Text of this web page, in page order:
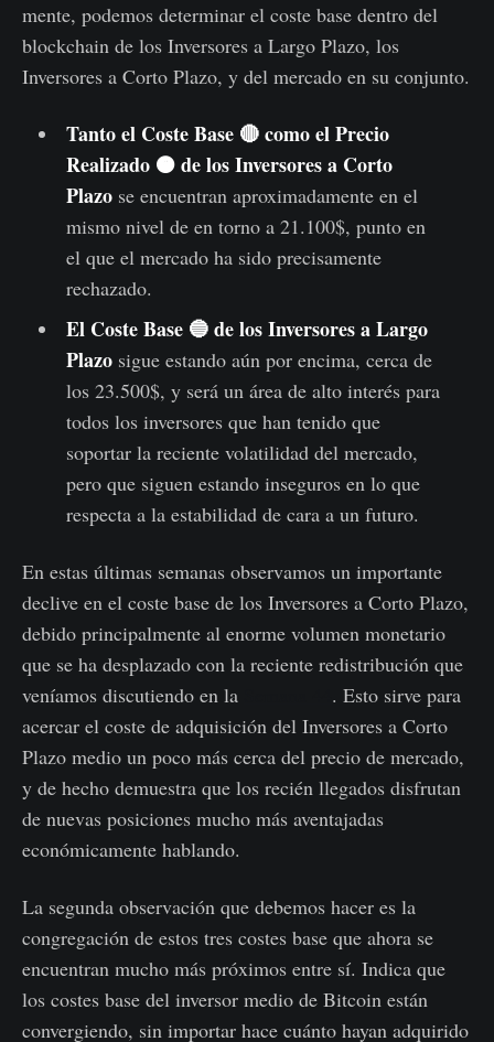
mente, podemos determinar el coste base dentro del
blockchain de los Inversores a Largo Plazo, los
Inversores a Corto Plazo, y del mercado en su conjunto.
Tanto el Coste Base 🔴como el Precio
Realizado 🟠de los Inversores a Corto
Plazose encuentran aproximadamente en el
mismo nivel de en torno a 21.100$, punto en
el que el mercado ha sido precisamente
rechazado.
El Coste Base 🔵 de los Inversores a Largo
Plazosigue estando aún por encima, cerca de
los 23.500$, y será un área de alto interés para
todos los inversores que han tenido que
soportar la reciente volatilidad del mercado,
pero que siguen estando inseguros en lo que
respecta a la estabilidad de cara a un futuro.
En estas últimas semanas observamos un importante
declive en el coste base de los Inversores a Corto Plazo,
debido principalmente al enorme volumen monetario
que se ha desplazado con la reciente redistribución que
veníamos discutiendo en la
. Esto sirve para
acercar el coste de adquisición del Inversores a Corto
Plazo medio un poco más cerca del precio de mercado,
y de hecho demuestra que los recién llegados disfrutan
de nuevas posiciones mucho más aventajadas
económicamente hablando.
La segunda observación que debemos hacer es la
congregación de estos tres costes base que ahora se
encuentran mucho más próximos entre sí. Indica que
los costes base del inversor medio de Bitcoin están
convergiendo, sin importar hace cuánto hayan adquirido